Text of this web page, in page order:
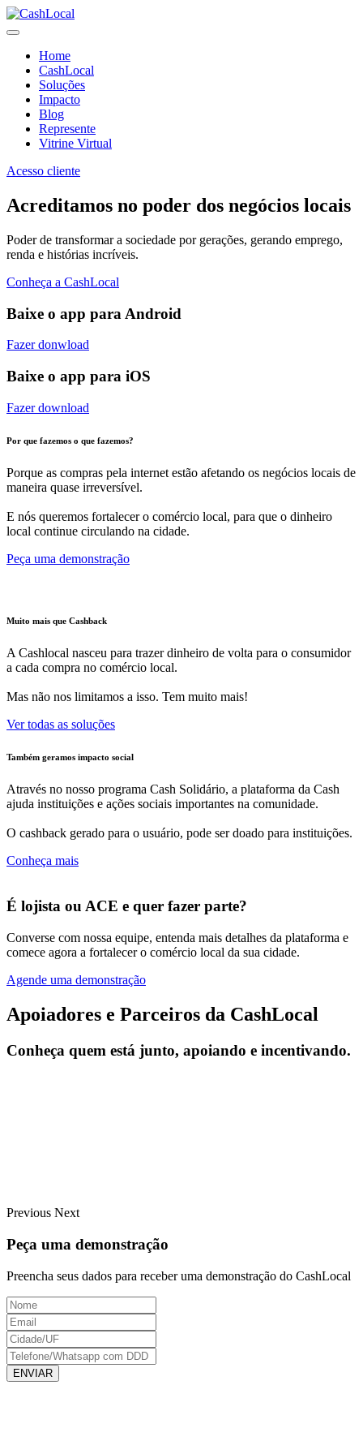
Home
CashLocal
Soluções
Impacto
Blog
Represente
Vitrine Virtual
Acesso cliente
Acreditamos no poder dos negócios locais
Poder de transformar a sociedade por gerações, gerando emprego,
renda e histórias incríveis.
Conheça a CashLocal
Baixe o app para Android
Fazer donwload
Baixe o app para iOS
Fazer download
Por que fazemos o que fazemos?
Porque as compras pela internet estão afetando os negócios locais de
maneira quase irreversível.
E nós queremos fortalecer o comércio local, para que o dinheiro
local continue circulando na cidade.
Peça uma demonstração
Muito mais que Cashback
A Cashlocal nasceu para trazer dinheiro de volta para o consumidor
a cada compra no comércio local.
Mas não nos limitamos a isso. Tem muito mais!
Ver todas as soluções
Também geramos impacto social
Através no nosso programa Cash Solidário, a plataforma da Cash
ajuda instituições e ações sociais importantes na comunidade.
O cashback gerado para o usuário, pode ser doado para instituições.
Conheça mais
É lojista ou ACE e quer fazer parte?
Converse com nossa equipe, entenda mais detalhes da plataforma e
comece agora a fortalecer o comércio local da sua cidade.
Agende uma demonstração
Apoiadores e Parceiros da CashLocal
Conheça quem está junto, apoiando e incentivando.
Previous Next
Peça uma demonstração
Preencha seus dados para receber uma demonstração do CashLocal
ENVIAR